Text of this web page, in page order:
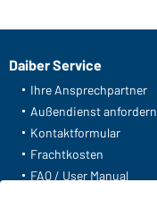
Daiber Service
Ihre Ansprechpartner
Außendienst anfordern
Kontaktformular
Frachtkosten
FAQ / User Manual